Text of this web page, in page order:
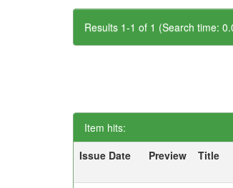
Results 1-1 of 1 (Search time:
Item hits:
Issue Date
Preview Title